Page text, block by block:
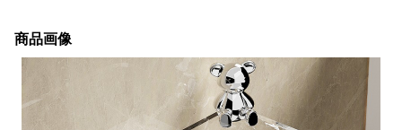
商品画像